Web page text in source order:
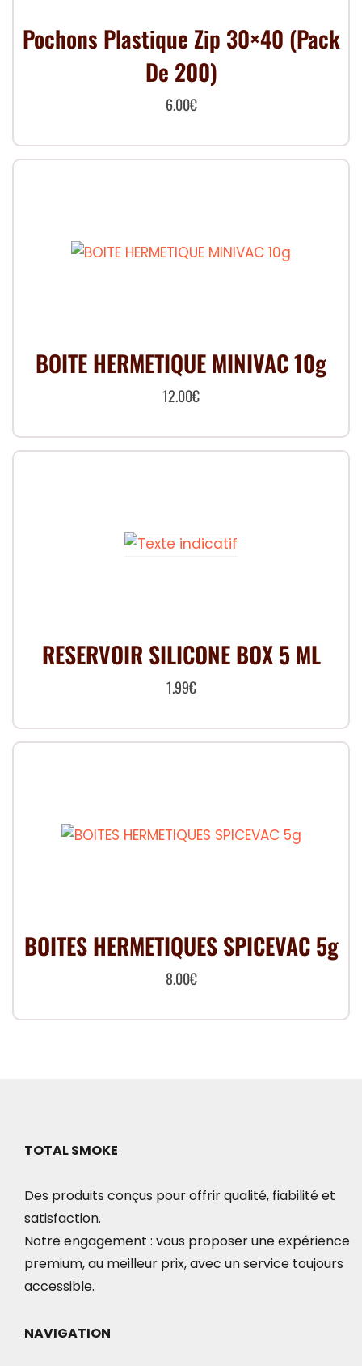
Pochons Plastique Zip 30×40 (Pack
De 200)
6.00€
produit
Les
sur
la
du
BOITE HERMETIQUE MINIVAC 10g
12.00€
RESERVOIR SILICONE BOX 5 ML
1.99€
BOITES HERMETIQUES SPICEVAC 5g
8.00€
TOTAL SMOKE
Des produits conçus pour offrir qualité, fiabilité et
satisfaction.
Notre engagement : vous proposer une expérience
premium, au meilleur prix, avec un service toujours
accessible.
NAVIGATION